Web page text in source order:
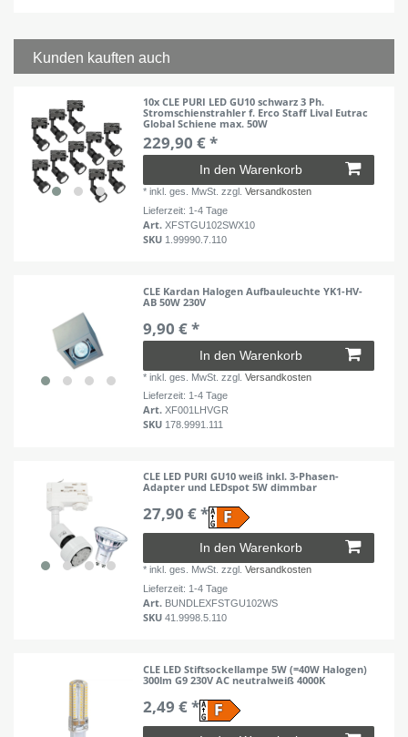
Kunden kauften auch
10x CLE PURI LED GU10 schwarz 3 Ph.
Stromschienstrahler f. Erco Staff Lival Eutrac
Global Schiene max. 50W
229,90 € *
In den Warenkorb
*inkl. ges. MwSt. zzgl.Versandkosten
Lieferzeit: 1-4 Tage
Art.XFSTGU102SWX10
SKU 1.99990.7.110
CLE Kardan Halogen Aufbauleuchte YK1-HV-
AB 50W 230V
9,90 € *
In den Warenkorb
*inkl. ges. MwSt. zzgl.Versandkosten
Lieferzeit: 1-4 Tage
Art.XF001LHVGR
SKU 178.9991.111
CLE LED PURI GU10 weiß inkl. 3-Phasen-
Adapter und LEDspot 5W dimmbar
27,90 € *
In den Warenkorb
*inkl. ges. MwSt. zzgl.Versandkosten
Lieferzeit: 1-4 Tage
Art. BUNDLEXFSTGU102WS
SKU41.9998.5.110
CLE LED Stiftsockellampe 5W (=40W Halogen)
300lm G9 230V AC neutralweiß 4000K
2,49 € *